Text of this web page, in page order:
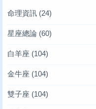
命理資訊 (24)
星座總論 (60)
白羊座 (104)
金牛座 (104)
雙子座 (104)